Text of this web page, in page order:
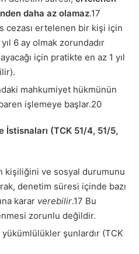
daha az olamaz.17
cezası ertelenen bir kişi için
6 ay olmak zorundadır
için pratikte en az 1 yıl
mahkumiyet hükmünün
işlemeye başlar.20
İstisnaları (TCK 51/4, 51/5,
kişiliğini ve sosyal durumunu
denetim süresi içinde bazı
karar verebilir.17 Bu
zorunlu değildir.
yükümlülükler şunlardır (TCK